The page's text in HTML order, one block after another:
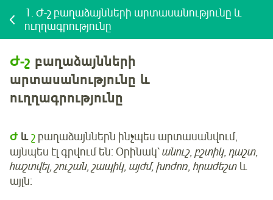
1. Ժ-շ բաղաձայնների արտասանությունը և
ուղղագրությունը
Ժ-շ բաղաձայնների
արտասանությունը և
ուղղագրությունը
Ժ ևշ բաղաձայններն ինչպես արտասանվում,
այնպես էլ գրվում են: Օրինակ՝անուշ, բշտիկ, դաշտ,
հաշտվել, շուշան, շապիկ, այժմ, խոժոռ, հրաժեշտ և
այլն: